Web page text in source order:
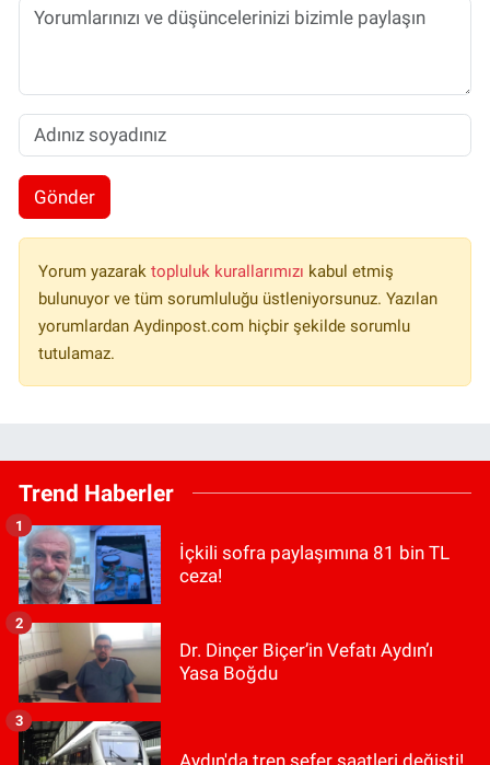
Gönder
Yorum yazarak topluluk kurallarımızı kabul etmiş
bulunuyor ve tüm sorumluluğu üstleniyorsunuz. Yazılan
yorumlardan Aydinpost.com hiçbir şekilde sorumlu
tutulamaz.
Trend Haberler
İçkili sofra paylaşımına 81 bin TL
ceza!
1
Dr. Dinçer Biçer’in Vefatı Aydın’ı
Yasa Boğdu
2
Aydın'da tren sefer saatleri değişti!
3